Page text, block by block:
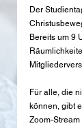
Der
Bereits um 9
Für alle, die
können, gibt
Zoom-